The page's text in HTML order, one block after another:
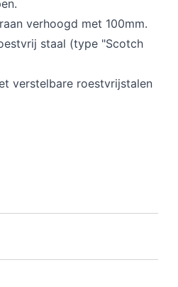
verhoogd met 100mm.
staal (type "Scotch
verstelbare roestvrijstalen